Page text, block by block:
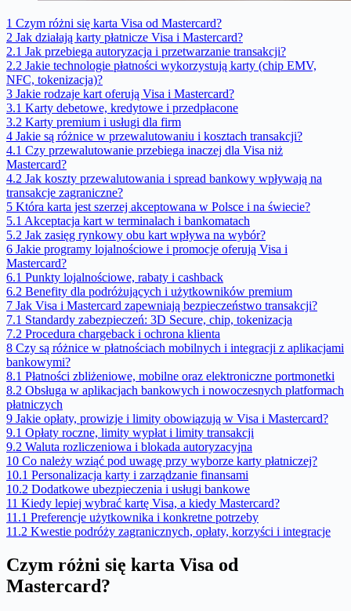
1 Czym różni się karta Visa od Mastercard?
2 Jak działają karty płatnicze Visa i Mastercard?
2.1 Jak przebiega autoryzacja i przetwarzanie transakcji?
2.2 Jakie technologie płatności wykorzystują karty (chip EMV,
NFC, tokenizacja)?
3 Jakie rodzaje kart oferują Visa i Mastercard?
3.1 Karty debetowe, kredytowe i przedpłacone
3.2 Karty premium i usługi dla firm
4 Jakie są różnice w przewalutowaniu i kosztach transakcji?
4.1 Czy przewalutowanie przebiega inaczej dla Visa niż
Mastercard?
4.2 Jak koszty przewalutowania i spread bankowy wpływają na
transakcje zagraniczne?
5 Która karta jest szerzej akceptowana w Polsce i na świecie?
5.1 Akceptacja kart w terminalach i bankomatach
5.2 Jak zasięg rynkowy obu kart wpływa na wybór?
6 Jakie programy lojalnościowe i promocje oferują Visa i
Mastercard?
6.1 Punkty lojalnościowe, rabaty i cashback
6.2 Benefity dla podróżujących i użytkowników premium
7 Jak Visa i Mastercard zapewniają bezpieczeństwo transakcji?
7.1 Standardy zabezpieczeń: 3D Secure, chip, tokenizacja
7.2 Procedura chargeback i ochrona klienta
8 Czy są różnice w płatnościach mobilnych i integracji z aplikacjami
bankowymi?
8.1 Płatności zbliżeniowe, mobilne oraz elektroniczne portmonetki
8.2 Obsługa w aplikacjach bankowych i nowoczesnych platformach
płatniczych
9 Jakie opłaty, prowizje i limity obowiązują w Visa i Mastercard?
9.1 Opłaty roczne, limity wypłat i limity transakcji
9.2 Waluta rozliczeniowa i blokada autoryzacyjna
10 Co należy wziąć pod uwagę przy wyborze karty płatniczej?
10.1 Personalizacja karty i zarządzanie finansami
10.2 Dodatkowe ubezpieczenia i usługi bankowe
11 Kiedy lepiej wybrać kartę Visa, a kiedy Mastercard?
11.1 Preferencje użytkownika i konkretne potrzeby
11.2 Kwestie podróży zagranicznych, opłaty, korzyści i integracje
Czym różni się karta Visa od
Mastercard?